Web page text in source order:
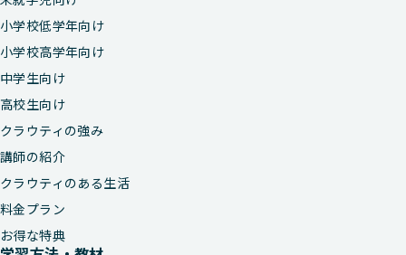
小学校低学年向け
小学校高学年向け
中学生向け
高校生向け
クラウティの強み
講師の紹介
クラウティのある生活
料金プラン
お得な特典